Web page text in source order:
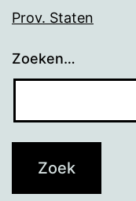
Prov. Staten
Zoeken…